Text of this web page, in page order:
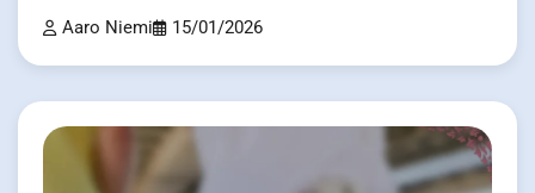
Aaro Niemi 15/01/2026